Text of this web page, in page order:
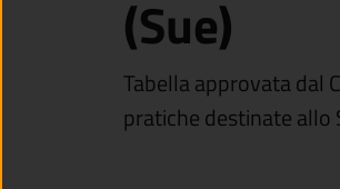
(Sue)
Tabella approvata dal
pratiche destinate allo